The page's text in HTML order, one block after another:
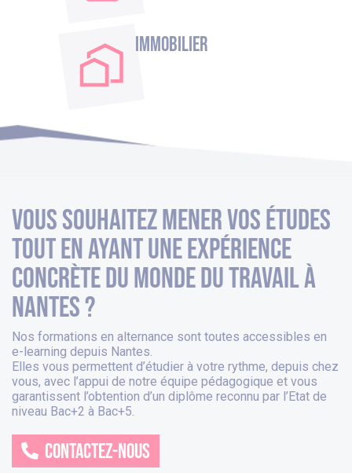
Immobilier
Vous souhaitez mener vos études
tout en ayant une expérience
concrète du monde du travail à
nantes ?
Nos formations en alternance sont toutes accessibles en
e-learning depuis Nantes.
Elles vous permettent d’étudier à votre rythme, depuis chez
vous, avec l’appui de notre équipe pédagogique et vous
garantissent l’obtention d’un diplôme reconnu par l’Etat de
niveau Bac+2 à Bac+5.
CONTACTEZ-NOUS